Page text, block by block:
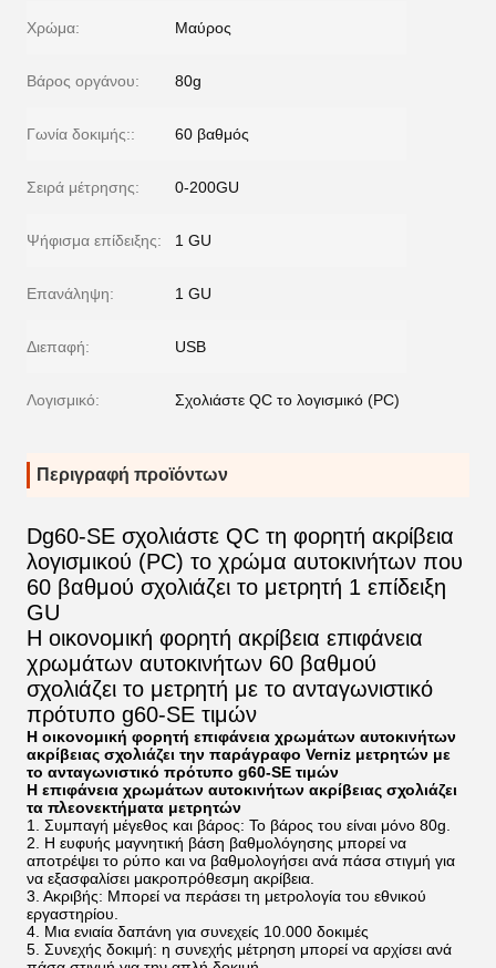
Χρώμα: Μαύρος
Βάρος οργάνου: 80g
Γωνία δοκιμής:: 60 βαθμός
Σειρά μέτρησης: 0-200GU
Ψήφισμα επίδειξης: 1 GU
Επανάληψη: 1 GU
Διεπαφή: USB
Λογισμικό: Σχολιάστε QC το λογισμικό (PC)
Περιγραφή προϊόντων
Dg60-SE σχολιάστε QC τη φορητή ακρίβεια
λογισμικού (PC) το χρώμα αυτοκινήτων που
60 βαθμού σχολιάζει το μετρητή 1 επίδειξη
GU
Η οικονομική φορητή ακρίβεια επιφάνεια
χρωμάτων αυτοκινήτων 60 βαθμού
σχολιάζει το μετρητή με το ανταγωνιστικό
πρότυπο g60-SE τιμών
Η οικονομική φορητή επιφάνεια χρωμάτων αυτοκινήτων
ακρίβειας σχολιάζει την παράγραφο Verniz μετρητών με
το ανταγωνιστικό πρότυπο g60-SE τιμών
Η επιφάνεια χρωμάτων αυτοκινήτων ακρίβειας σχολιάζει
τα πλεονεκτήματα μετρητών
1. Συμπαγή μέγεθος και βάρος: Το βάρος του είναι μόνο 80g.
2. Η ευφυής μαγνητική βάση βαθμολόγησης μπορεί να
αποτρέψει το ρύπο και να βαθμολογήσει ανά πάσα στιγμή για
να εξασφαλίσει μακροπρόθεσμη ακρίβεια.
3. Ακριβής: Μπορεί να περάσει τη μετρολογία του εθνικού
εργαστηρίου.
4. Μια ενιαία δαπάνη για συνεχείς 10.000 δοκιμές
5. Συνεχής δοκιμή: η συνεχής μέτρηση μπορεί να αρχίσει ανά